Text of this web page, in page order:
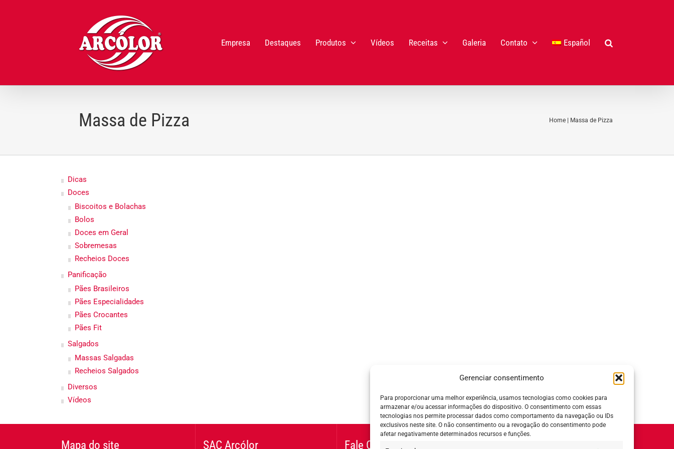
Gerenciar consentimento
Para proporcionar uma melhor experiência, usamos tecnologias como cookies para
armazenar e/ou acessar informações do dispositivo. O consentimento com essas
tecnologias nos permite processar dados como comportamento da navegação ou IDs
exclusivos neste site. O não consentimento ou a revogação do consentimento pode
afetar negativamente determinados recursos e funções.
Empresa Destaques Produtos Vídeos Receitas Galeria Contato Español
Massa de Pizza Home Massa de Pizza
Dicas
Doces
Biscoitos e Bolachas
Bolos
Doces em Geral
Sobremesas
Recheios Doces
Panificação
Pães Brasileiros
Pães Especialidades
Pães Crocantes
Pães Fit
Salgados
Massas Salgadas
Recheios Salgados
Diversos
Vídeos
Mapa do site SAC Arcólor Fale Conosco